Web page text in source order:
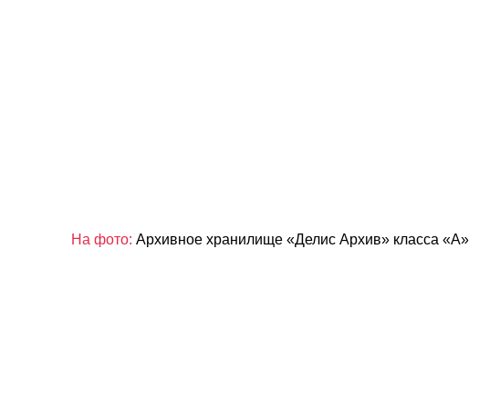
На фото: Архивное хранилище «Делис Архив» класса «А»